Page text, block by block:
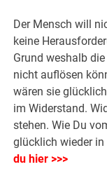
Der Mensch will
keine
Grund weshalb
nicht auflösen
wären sie
im Widerstand.
stehen. Wie Du
glücklich wieder in
du hier >>>